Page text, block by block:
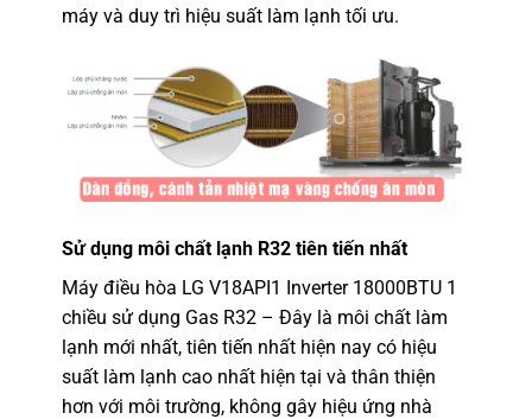
máy và duy trì hiệu suất làm lạnh tối ưu.
Sử dụng môi chất lạnh R32 tiên tiến nhất
Máy điều hòa LG V18API1 Inverter 18000BTU 1
chiều sử dụng Gas R32 – Đây là môi chất làm
lạnh mới nhất, tiên tiến nhất hiện nay có hiệu
suất làm lạnh cao nhất hiện tại và thân thiện
hơn với môi trường, không gây hiệu ứng nhà